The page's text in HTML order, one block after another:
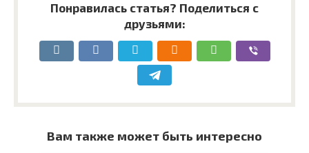
Понравилась статья? Поделиться с
друзьями:
Вам также может быть интересно